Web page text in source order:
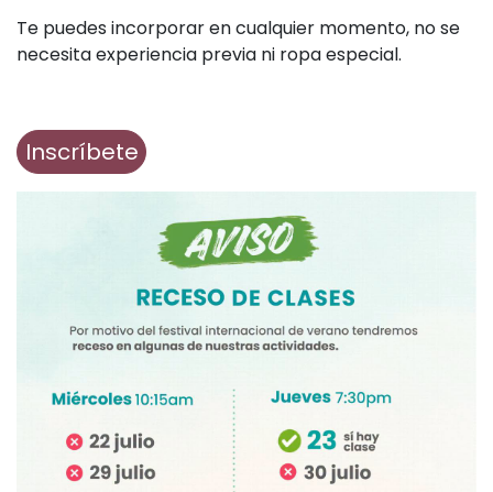
Te puedes incorporar en cualquier momento, no se
necesita experiencia previa ni ropa especial.
Inscríbete